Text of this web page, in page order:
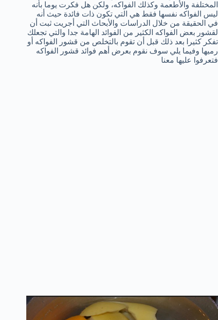
المختلفة والأطعمة وكذلك الفواكه، ولكن هل فكرت يوما بأنه
ليس الفواكه نفسها فقط هي التي تكون ذات فائدة حيث أنه
في الحقيقة من خلال الدراسات والأبحاث التي أجريت ثبت أن
لقشور بعض الفواكه الكثير من الفوائد الهامة جدا والتي تجعلك
تفكر كثيرا بعد ذلك قبل أن تقوم بالتخلص من قشور الفواكه أو
رميها وفيما يلي سوف نقوم بعرض أهم فوائد قشور الفواكه
فتعرفوا عليها معنا